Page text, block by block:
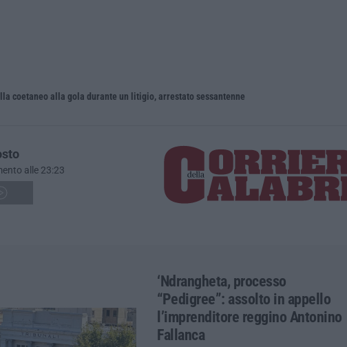
coetaneo alla gola durante un litigio, arrestato sessantenne
alle 23:23
‘Ndrangheta, processo
“Pedigree”: assolto in appello
l’imprenditore reggino Antonino
Fallanca